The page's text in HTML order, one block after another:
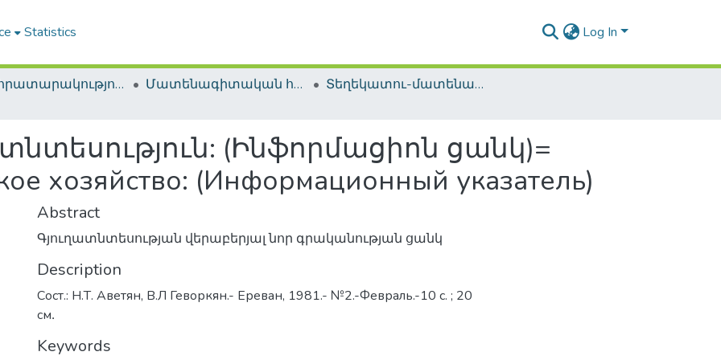
Statistics Log In
ՀԱԳ հրատարակություններ / NLA Publications Մատենագիտական հրատարակություններ / Bibliographic publications
Տեղեկատու-մատենագիտական հրատարակություններ / Reference-Bibliographic Publications
(Ինֆորմացիոն ցանկ)=
хозяйство: (Информационный указатель)
Abstract
Գյուղատնտեսության վերաբերյալ նոր գրականության ցանկ
Description
Сост.: Н.Т. Аветян, В.Л Геворкян.- Ереван, 1981.- №2.-Февраль.-10 с. ; 20
см․
Keywords